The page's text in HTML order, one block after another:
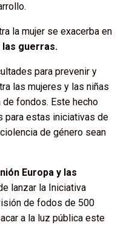
la mujer se exacerba en
guerras.
para prevenir y
las mujeres y las niñas
fondos. Este hecho
para estas iniciativas de
de género sean
Europa y las
lanzar la Iniciativa
de fodos de 500
a la luz pública este